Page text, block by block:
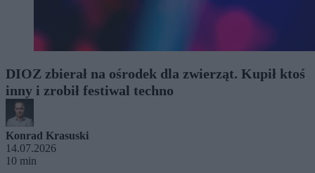
DIOZ zbierał na ośrodek dla zwierząt. Kupił ktoś
inny i zrobił festiwal techno
Konrad Krasuski
14.07.2026
10 min